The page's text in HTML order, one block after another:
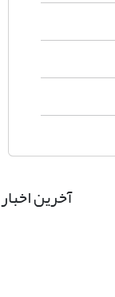
آخرین اخبار